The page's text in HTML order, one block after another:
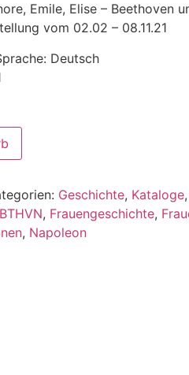
Emile, Elise – Beethoven
vom 02.02 – 08.11.21
Deutsch
Geschichte, Kataloge,
, Frauengeschichte,
, Napoleon